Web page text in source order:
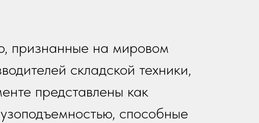
признанные на мировом
складской техники,
представлены как
способные